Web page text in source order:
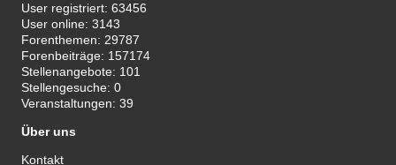
User registriert:63456
User online:3143
Forenthemen: 29787
Forenbeiträge: 157174
Stellenangebote: 101
Stellengesuche:0
Veranstaltungen:39
Über uns
Kontakt